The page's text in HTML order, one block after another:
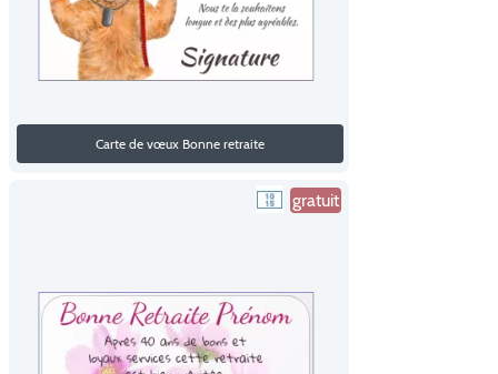
Carte de vœux Bonne retraite
gratuit